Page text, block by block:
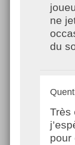
ne
du
Très
pour